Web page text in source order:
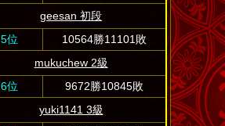
geesan 初段
5位
10564勝11101敗
mukuchew 2級
6位
9672勝10845敗
yuki1141 3級